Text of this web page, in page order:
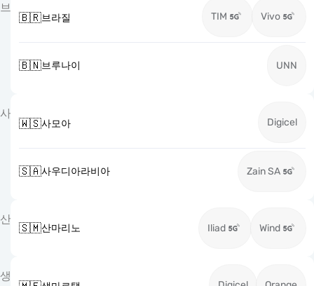
브
🇧🇷브라질 TIM Vivo
🇧🇳브루나이 UNN
사
🇼🇸사모아 Digicel
🇸🇦사우디아라비아 Zain SA
산
🇸🇲산마리노 Iliad Wind
생